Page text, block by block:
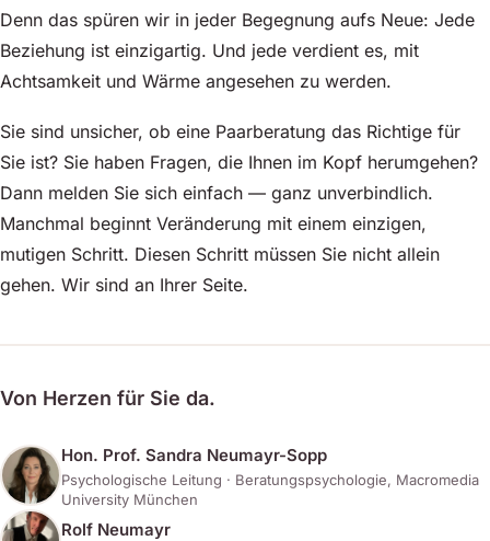
Denn das spüren wir in jeder Begegnung aufs Neue: Jede
Beziehung ist einzigartig. Und jede verdient es, mit
Achtsamkeit und Wärme angesehen zu werden.
Sie sind unsicher, ob eine Paarberatung das Richtige für
Sie ist? Sie haben Fragen, die Ihnen im Kopf herumgehen?
Dann melden Sie sich einfach — ganz unverbindlich.
Manchmal beginnt Veränderung mit einem einzigen,
mutigen Schritt. Diesen Schritt müssen Sie nicht allein
gehen. Wir sind an Ihrer Seite.
Von Herzen für Sie da.
Hon. Prof. Sandra Neumayr-Sopp
Psychologische Leitung · Beratungspsychologie, Macromedia
University München
Rolf Neumayr